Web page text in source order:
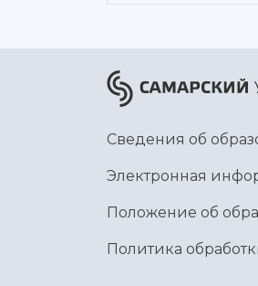
Сведения об
Электронная
Положение об
Политика